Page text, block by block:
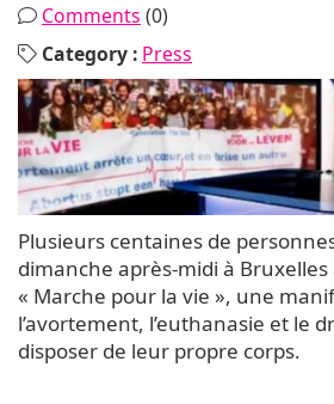
Comments (0)
Category : Press
Plusieurs centaines de
dimanche après-midi à
« Marche pour la vie », une
l’avortement, l’euthanasie et le
disposer de leur propre corps.